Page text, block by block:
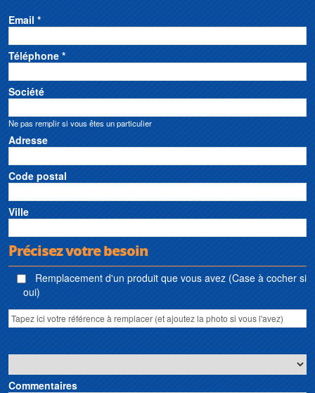
Email *
Téléphone *
Société
Ne pas remplir si vous êtes un particulier
Adresse
Code postal
Ville
Précisez votre besoin
Remplacement d'un produit que vous avez (Case à cocher si
oui)
Commentaires